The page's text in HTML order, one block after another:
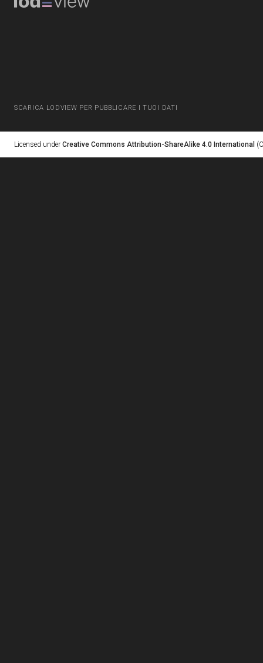
SCARICA LODVIEW PER PUBBLICARE I TUOI DATI
Licensed under Creative Commons Attribution-ShareAlike 4.0 International